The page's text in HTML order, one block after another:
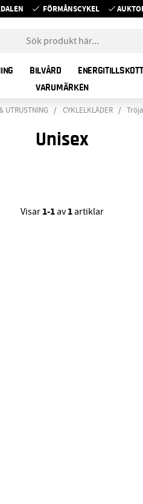
FÖRMÅNSCYKEL
BILVÅRD ENERGITILLSKOTT
VARUMÄRKEN
UTRUSTNING CYKLELKLÄDER
Unisex
Visar 1-1av1artiklar